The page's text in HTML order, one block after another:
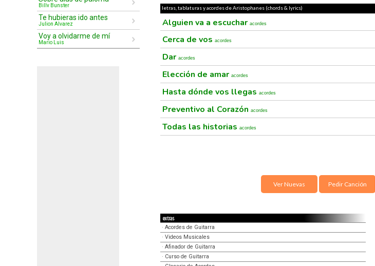
Billy Bunster
Te hubieras ido antes
Julion Alvarez
Voy a olvidarme de mí
Mario Luis
letras, tablaturas y acordes de Aristophanes (chords & lyrics)
Alguien va a escuchar acordes
Cerca de vos acordes
Dar acordes
Elección de amar acordes
Hasta dónde vos llegas acordes
Preventivo al Corazón acordes
Todas las historias acordes
Ver Nuevas Pedir Canción
extras
· Acordes de Guitarra
· Videos Musicales
· Afinador de Guitarra
· Curso de Guitarra